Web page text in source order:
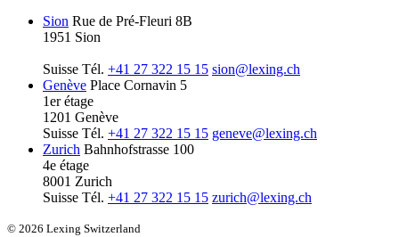
Sion Rue de Pré-Fleuri 8B
1951 Sion
Suisse Tél. +41 27 322 15 15 sion@lexing.ch
Genève Place Cornavin 5
1er étage
1201 Genève
Suisse Tél. +41 27 322 15 15 geneve@lexing.ch
Zurich Bahnhofstrasse 100
4e étage
8001 Zurich
Suisse Tél. +41 27 322 15 15 zurich@lexing.ch
© 2026 Lexing Switzerland